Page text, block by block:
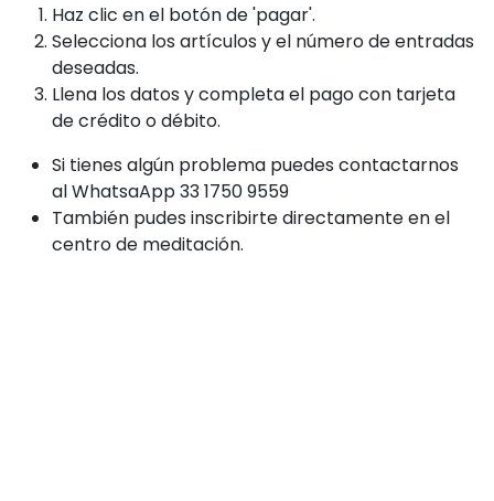
Haz clic en el botón de 'pagar'.
Selecciona los artículos y el número de entradas
deseadas.
Llena los datos y completa el pago con tarjeta
de crédito o débito.
Si tienes algún problema puedes contactarnos
al WhatsaApp 33 1750 9559
También pudes inscribirte directamente en el
centro de meditación.